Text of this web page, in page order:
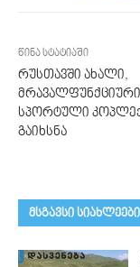
წინა სტატიაში
რუსთავში ახალი,
მრავალფუნქციური
სპორტული
გაიხსნა
მსგავსი სიახლეები